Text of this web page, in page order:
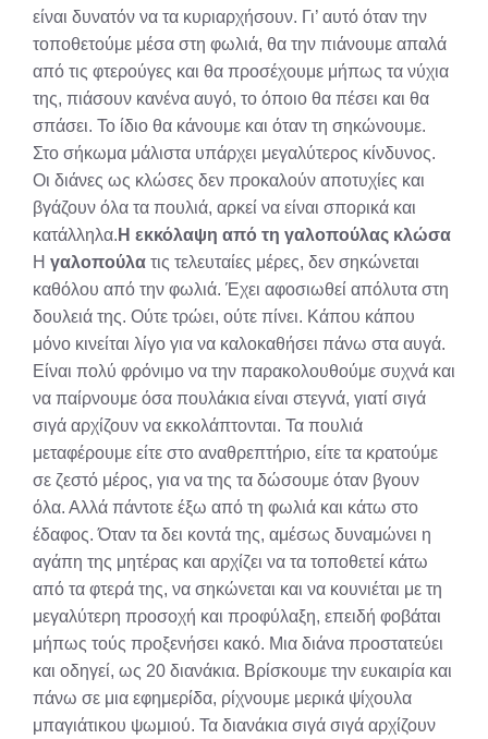
είναι δυνατόν να τα κυριαρχήσουν. Γι’ αυτό όταν την
τοποθετούμε μέσα στη φωλιά, θα την πιάνουμε απαλά
από τις φτερούγες και θα προσέχουμε μήπως τα νύχια
της, πιάσουν κανένα αυγό, το όποιο θα πέσει και θα
σπάσει. Το ίδιο θα κάνουμε και όταν τη σηκώνουμε.
Στο σήκωμα μάλιστα υπάρχει μεγαλύτερος κίνδυνος.
Οι διάνες ως κλώσες δεν προκαλούν αποτυχίες και
βγάζουν όλα τα πουλιά, αρκεί να είναι σπορικά και
κατάλληλα. Η εκκόλαψη από τη γαλοπούλας κλώσα
Η γαλοπούλα τις τελευταίες μέρες, δεν σηκώνεται
καθόλου από την φωλιά. Έχει αφοσιωθεί απόλυτα στη
δουλειά της. Ούτε τρώει, ούτε πίνει. Κάπου κάπου
μόνο κινείται λίγο για να καλοκαθήσει πάνω στα αυγά.
Είναι πολύ φρόνιμο να την παρακολουθούμε συχνά και
να παίρνουμε όσα πουλάκια είναι στεγνά, γιατί σιγά
σιγά αρχίζουν να εκκολάπτονται. Τα πουλιά
μεταφέρουμε είτε στο αναθρεπτήριο, είτε τα κρατούμε
σε ζεστό μέρος, για να της τα δώσουμε όταν βγουν
όλα. Αλλά πάντοτε έξω από τη φωλιά και κάτω στο
έδαφος. Όταν τα δει κοντά της, αμέσως δυναμώνει η
αγάπη της μητέρας και αρχίζει να τα τοποθετεί κάτω
από τα φτερά της, να σηκώνεται και να κουνιέται με τη
μεγαλύτερη προσοχή και προφύλαξη, επειδή φοβάται
μήπως τούς προξενήσει κακό. Μια διάνα προστατεύει
και οδηγεί, ως 20 διανάκια. Βρίσκουμε την ευκαιρία και
πάνω σε μια εφημερίδα, ρίχνουμε μερικά ψίχουλα
μπαγιάτικου ψωμιού. Τα διανάκια σιγά σιγά αρχίζουν